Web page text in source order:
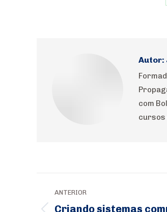
Autor:
com
cursos
de
ANTERIOR
Criando sistemas